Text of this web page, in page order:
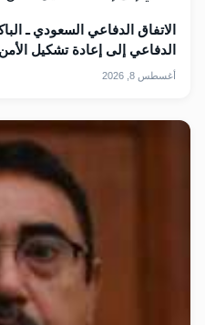
الاتفاق الدفاعي السعودي ـ
الدفاعي إلى إعادة تشكيل
أغسطس 8, 2026